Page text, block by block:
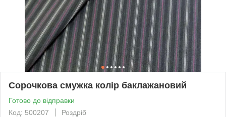
Сорочкова смужка колір баклажановий
Готово до відправки
Код: 500207
Роздріб